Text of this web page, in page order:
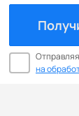
на